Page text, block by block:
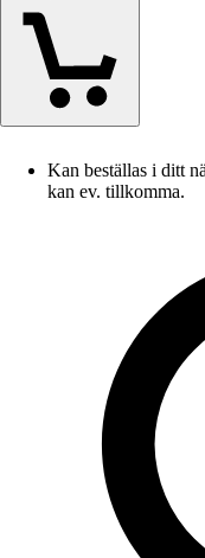
Kan beställas i ditt
kan ev. tillkomma.